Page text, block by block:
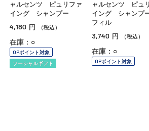
ャルセンツ ピュリファ
イング シャンプー
4,180 円 （税込）
在庫：○
OPポイント対象
ソーシャルギフト
ャルセンツ ピュ
イング シャンプ
フィル
3,740 円 （税込）
在庫：○
OPポイント対象